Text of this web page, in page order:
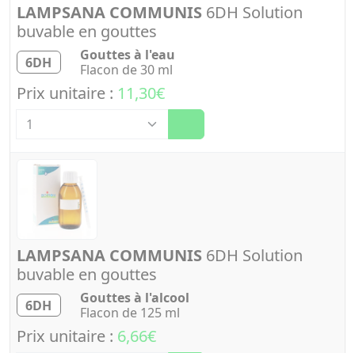
LAMPSANA COMMUNIS 6DH Solution
buvable en gouttes
6DH
Gouttes à l'eau
Flacon de 30 ml
Prix unitaire : 11,30€
LAMPSANA COMMUNIS 6DH Solution
buvable en gouttes
6DH
Gouttes à l'alcool
Flacon de 125 ml
Prix unitaire : 6,66€